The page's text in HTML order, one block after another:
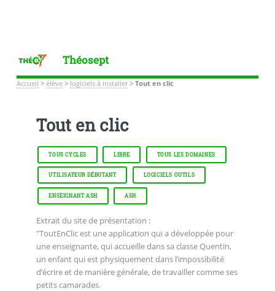
Théosept
Accueil > élève> logiciels à installer> Tout en clic
Tout en clic
TOUS CYCLES LIBRE TOUS LES DOMAINES
UTILISATEUR DÉBUTANT LOGICIELS OUTILS
ENSEIGNANT ASH ASH
Extrait du site de présentation :
"ToutEnClic est une application qui a développée pour
une enseignante, qui accueille dans sa classe Quentin,
un enfant qui est physiquement dans l’impossibilité
d’écrire et de manière générale, de travailler comme ses
petits camarades.